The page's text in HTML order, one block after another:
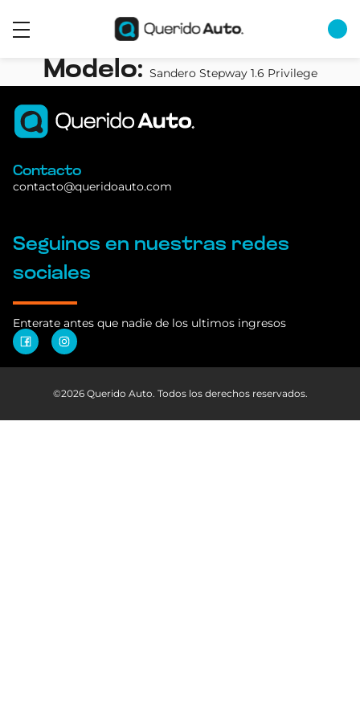
Modelo: Sandero Stepway 1.6 Privilege
Contacto
contacto@queridoauto.com
Seguinos en nuestras redes
sociales
Enterate antes que nadie de los ultimos ingresos
©2026 Querido Auto. Todos los derechos reservados.